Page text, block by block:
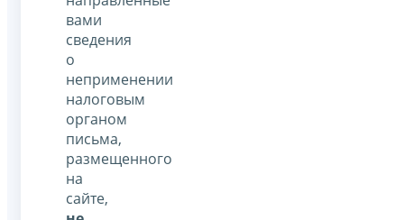
вами
сведения
о
неприменении
налоговым
органом
письма,
размещенного
на
сайте,